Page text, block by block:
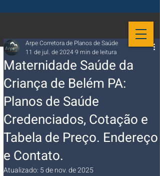
Maternidade Saúde da
Criança de Belém PA:
Planos de Saúde
Credenciados, Cotação e
Tabela de Preço. Endereço
e Contato.
Arpe Corretora de Planos de Saúde
11 de jul. de 20249 min de leitura
Atualizado: 5 de nov. de 2025